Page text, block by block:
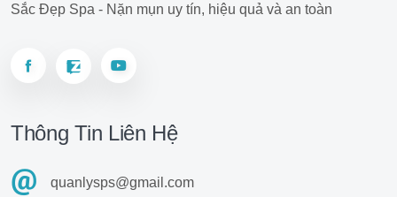
Sắc Đẹp Spa - Nặn mụn uy tín, hiệu quả và an toàn
Thông Tin Liên Hệ
quanlysps@gmail.com